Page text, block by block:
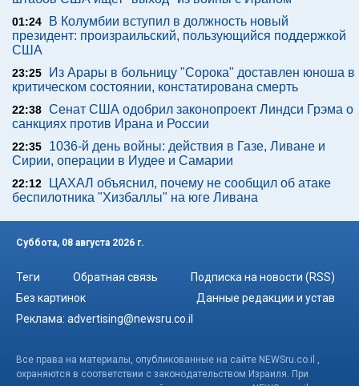
01:24
В Колумбии вступил в должность новый
президент: произраильский, пользующийся поддержкой
США
23:25
Из Арары в больницу "Сорока" доставлен юноша в
критическом состоянии, констатирована смерть
22:38 Сенат США одобрил законопроект Линдси Грэма о
санкциях против Ирана и России
22:35
1036-й день войны: действия в Газе, Ливане и
Сирии, операции в Иудее и Самарии
22:12
ЦАХАЛ объяснил, почему не сообщил об атаке
беспилотника "Хизбаллы" на юге Ливана
Суббота, 08 августа 2026 г.
Теги Обратная связь
Подписка на новости (RSS)
Без картинок
Данные редакции и устав
Реклама: advertising@newsru.co.il
Все права на материалы, опубликованные на сайте NEWSru.co.il ,
охраняются в соответствии с законодательством Израиля. При